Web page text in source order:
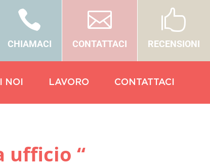

CHIAMACI

CONTATTACI

RECENSIONI
NOI LAVORO CONTATTACI
ufficio “